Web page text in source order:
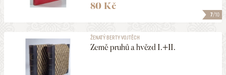
7/10
80 Kč
ŽENATÝ BERTY VOJTĚCH
Země pruhů a hvězd I.+II.